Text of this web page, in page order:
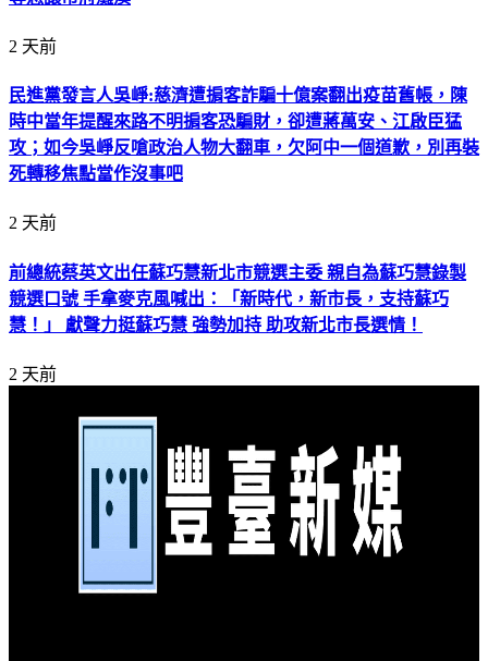
2 天前
民進黨發言人吳崢:慈濟遭掮客詐騙十億案翻出疫苗舊帳，陳
時中當年提醒來路不明掮客恐騙財，卻遭蔣萬安、江啟臣猛
攻；如今吳崢反嗆政治人物大翻車，欠阿中一個道歉，別再裝
死轉移焦點當作沒事吧
2 天前
前總統蔡英文出任蘇巧慧新北市競選主委 親自為蘇巧慧錄製
競選口號 手拿麥克風喊出：「新時代，新市長，支持蘇巧
慧！」 獻聲力挺蘇巧慧 強勢加持 助攻新北市長選情！
2 天前